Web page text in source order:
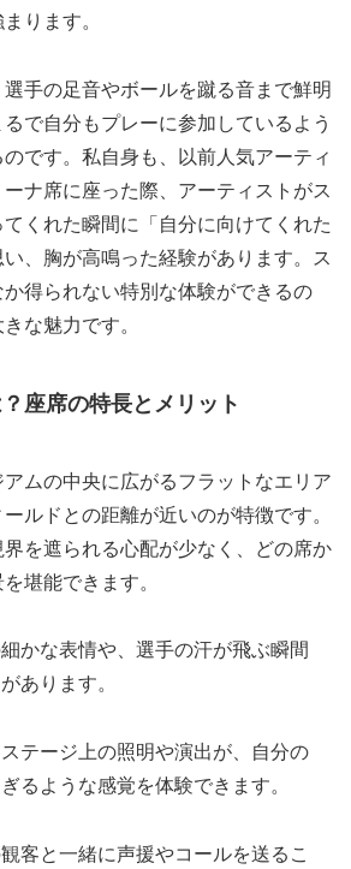
ります。
手の足音やボールを蹴る音まで鮮明
で自分もプレーに参加しているよう
です。私自身も、以前人気アーティ
ナ席に座った際、アーティストがス
くれた瞬間に「自分に向けてくれた
、胸が高鳴った経験があります。ス
得られない特別な体験ができるの
な魅力です。
座席の特長とメリット
ムの中央に広がるフラットなエリア
ルドとの距離が近いのが特徴です。
を遮られる心配が少なく、どの席か
堪能できます。
細かな表情や、選手の汗が飛ぶ瞬間
あります。
ステージ上の照明や演出が、自分の
るような感覚を体験できます。
観客と一緒に声援やコールを送るこ